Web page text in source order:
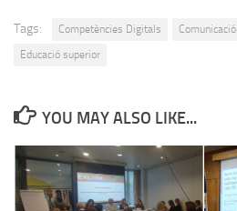
Tags: Competències Digitals Comunicació
Educació superior
YOU MAY ALSO LIKE...